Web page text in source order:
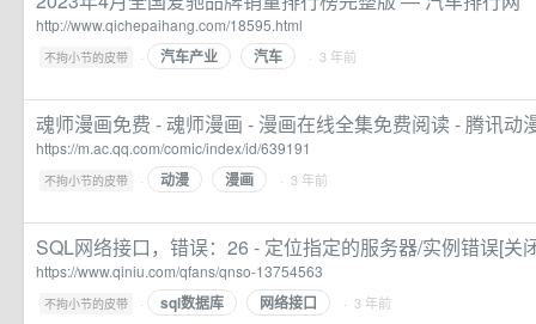
http://www.qichepaihang.com/18595.html
不拘小节的皮带 · 汽车产业 汽车 · 3 年前
魂师漫画免费 - 魂师漫画 - 漫画在线全集免费阅读 - 腾讯动
https://m.ac.qq.com/comic/index/id/639191
不拘小节的皮带 · 动漫 漫画 · 3 年前
SQL网络接口，错误：26 - 定位指定的服务器/实例错误[关
https://www.qiniu.com/qfans/qnso-13754563
不拘小节的皮带 · sql数据库 网络接口 · 3 年前